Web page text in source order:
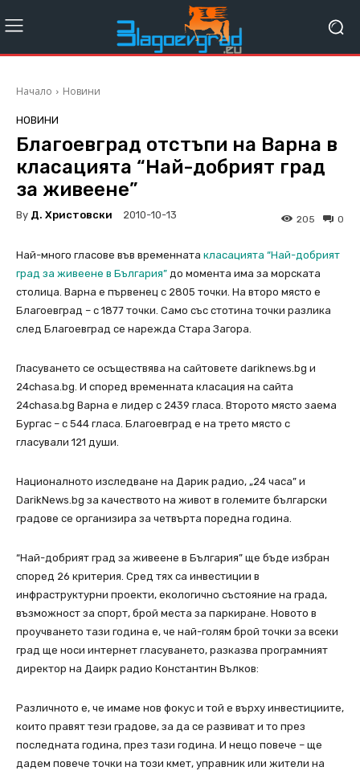
Начало Новини
НОВИНИ
Благоевград отстъпи на Варна в
класацията “Най-добрият град
за живеене”
By Д. Христовски 2010-10-13 0
205
Най-много гласове във временната класацията “Най-добрият
град за живеене в България” до момента има за морската
столица. Варна е първенец с 2805 точки. На второ място е
Благоевград – с 1877 точки. Само със стотина точки разлика
след Благоевград се нарежда Стара Загора.
Гласуването се осъществява на сайтовете dariknews.bg и
24chasa.bg. И според временната класация на сайта
24chasa.bg Варна е лидер с 2439 гласа. Второто място заема
Бургас – с 544 гласа. Благоевград е на трето място с
гласували 121 души.
Националното изследване на Дарик радио, „24 часа” и
DarikNews.bg за качеството на живот в големите български
градове се организира за четвърта поредна година.
“Най-добрият град за живеене в България” ще бъде избран
според 26 критерия. Сред тях са инвестиции в
инфраструктурни проекти, екологично състояние на града,
възможност за спорт, брой места за паркиране. Новото в
проучването тази година е, че най-голям брой точки за всеки
град ще носи интернет гласуването, разказва програмният
директор на Даирк радио Константин Вълков:
Различното е, че имаме нов фокус и той е върху инвестициите,
които правят тези градове, за да се развиват и то през
последната година, през тази година. И нещо повече – ще
дадем повече точки на този кмет, управник или жители на